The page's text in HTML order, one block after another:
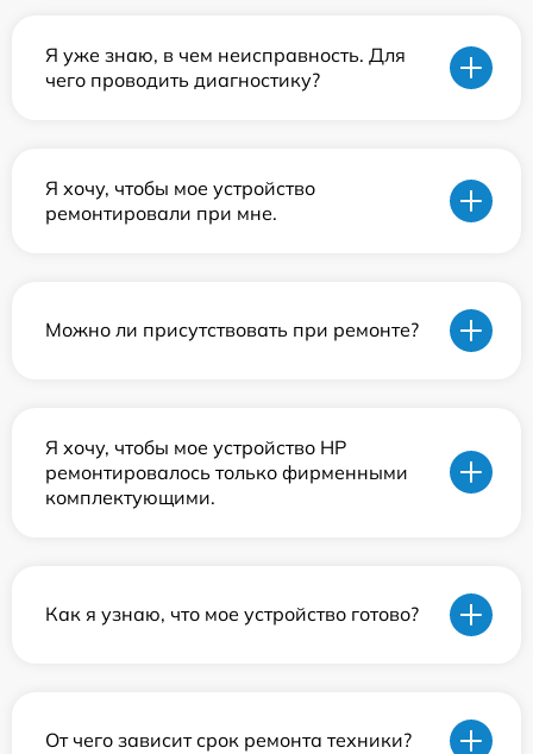
Я уже знаю, в чем неисправность. Для
чего проводить диагностику?
Я хочу, чтобы мое устройство
ремонтировали при мне.
Можно ли присутствовать при ремонте?
Я хочу, чтобы мое устройство HP
ремонтировалось только фирменными
комплектующими.
Как я узнаю, что мое устройство готово?
От чего зависит срок ремонта техники?